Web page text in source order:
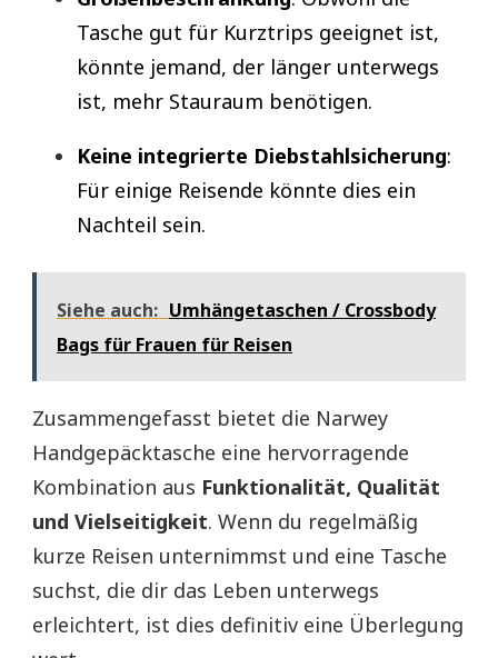
Tasche gut für Kurztrips geeignet ist,
könnte jemand, der länger unterwegs
ist, mehr Stauraum benötigen.
Keine integrierte Diebstahlsicherung:
Für einige Reisende könnte dies ein
Nachteil sein.
Siehe auch: Umhängetaschen / Crossbody
Bags für Frauen für Reisen
Zusammengefasst bietet die Narwey
Handgepäcktasche eine hervorragende
Kombination aus Funktionalität, Qualität
und Vielseitigkeit. Wenn du regelmäßig
kurze Reisen unternimmst und eine Tasche
suchst, die dir das Leben unterwegs
erleichtert, ist dies definitiv eine Überlegung